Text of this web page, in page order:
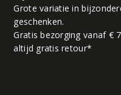
Grote variatie in
geschenken.
Gratis bezorging vanaf €
altijd gratis retour*